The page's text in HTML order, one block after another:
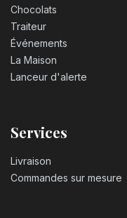
Chocolats
Traiteur
Événements
La Maison
Lanceur d'alerte
Services
Livraison
Commandes sur mesure